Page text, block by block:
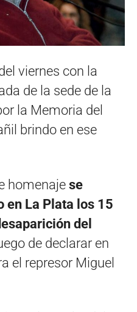
viernes con la
de la sede de la
la Memoria del
brindo en ese
homenaje se
en La Plata los 15
del
de declarar en
el represor Miguel